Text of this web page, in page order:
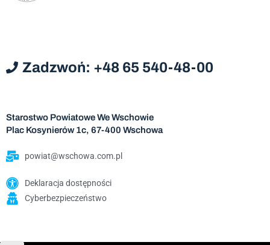
Zadzwoń: +48 65 540-48-00
Starostwo Powiatowe We Wschowie
Plac Kosynierów 1c, 67-400 Wschowa
powiat@wschowa.com.pl
Deklaracja dostępności
Cyberbezpieczeństwo